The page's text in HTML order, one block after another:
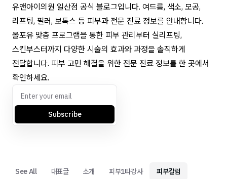
유앤아이의원 일산점 공식 블로그입니다. 여드름, 색소, 모공,
리프팅, 필러, 보톡스 등 피부과 전문 진료 정보를 안내합니다.
올포유 맞춤 프로그램을 통한 피부 관리부터 실리프팅,
스킨부스터까지 다양한 시술의 효과와 과정을 솔직하게
전달합니다. 피부 고민 해결을 위한 전문 진료 정보를 한 곳에서
확인하세요.
Subscribe
See All 대표글 소개 피부1타강사 피부칼럼